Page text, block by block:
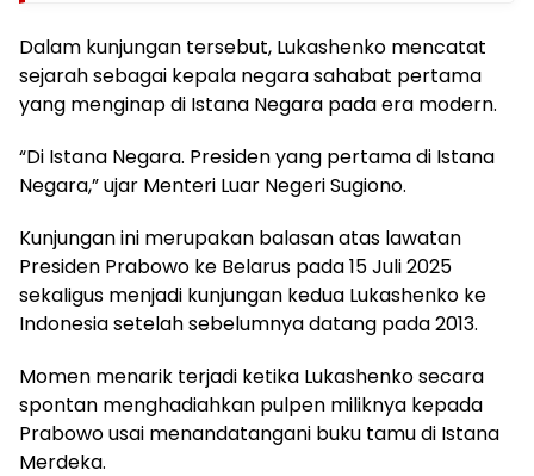
Dalam kunjungan tersebut, Lukashenko mencatat
sejarah sebagai kepala negara sahabat pertama
yang menginap di Istana Negara pada era modern.
“Di Istana Negara. Presiden yang pertama di Istana
Negara,” ujar Menteri Luar Negeri Sugiono.
Kunjungan ini merupakan balasan atas lawatan
Presiden Prabowo ke Belarus pada 15 Juli 2025
sekaligus menjadi kunjungan kedua Lukashenko ke
Indonesia setelah sebelumnya datang pada 2013.
Momen menarik terjadi ketika Lukashenko secara
spontan menghadiahkan pulpen miliknya kepada
Prabowo usai menandatangani buku tamu di Istana
Merdeka.